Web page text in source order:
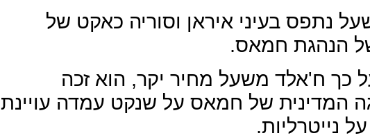
נתפס בעיני איראן וסוריה כאקט של
הנהגת חמאס.
כך ח'אלד משעל מחיר יקר, הוא זכה
המדינית של חמאס על שנקט עמדה עויינת
נייטרליות.